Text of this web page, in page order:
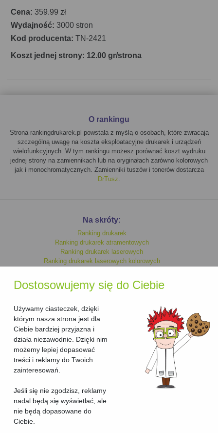
Dostosowujemy się do Ciebie
Używamy ciasteczek, dzięki
którym nasza strona jest dla
Ciebie bardziej przyjazna i
działa niezawodnie. Dzięki nim
możemy lepiej dopasować
treści i reklamy do Twoich
zainteresowań.
Jeśli się nie zgodzisz, reklamy
nadal będą się wyświetlać, ale
nie będą dopasowane do
Ciebie.
Cena: 359.99 zł
Wydajność: 3000 stron
Kod producenta: TN-2421
Koszt jednej strony: 12.00 gr/strona
O rankingu
Strona rankingdrukarek.pl powstała z myślą o osobach, które zwracają
szczególną uwagę na koszta eksploatacyjne drukarek i urządzeń
wielofunkcyjnych. W tym rankingu możesz porównać koszt wydruku
jednej strony na zamiennikach lub na oryginałach zarówno kolorowych
jak i monochromatycznych. Zamienniki tuszów i tonerów dostarcza
DrTusz.
Na skróty:
Ranking drukarek
Ranking drukarek atramentowych
Ranking drukarek laserowych
Ranking drukarek laserowych kolorowych
Ranking drukarek kolorowych
Ranking drukarek laserowych
Ranking drukarek atramentowych monochromatycznych
Ranking urzadzen wielofunkcyjnych
Ranking urzadzen wielofunkcyjnych laserowych
Ranking urzadzen wielofunkcyjnych laserowych kolorowych
Ranking urzadzen wielofunkcyjnych kolorowych
Ranking urzadzen wielofunkcyjnych atramentowych kolorowych
Ranking urzadzen wielofunkcyjnych atramentowych
Ranking urzadzen wielofunkcyjnych atramentowych
monochromatycznych
Ranking urzadzen wielofunkcyjnych monochromatycznych